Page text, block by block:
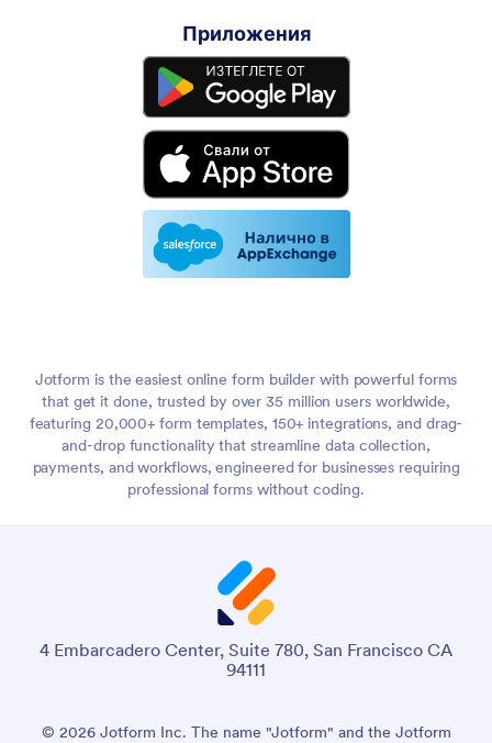
Приложения
Jotform is the easiest online form builder with powerful forms
that get it done, trusted by over 35 million users worldwide,
featuring 20,000+ form templates, 150+ integrations, and drag-
and-drop functionality that streamline data collection,
payments, and workflows, engineered for businesses requiring
professional forms without coding.
4 Embarcadero Center, Suite 780, San Francisco CA
94111
© 2026 Jotform Inc. The name "Jotform" and the Jotform